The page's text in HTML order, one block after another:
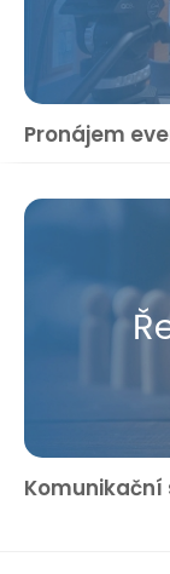
Pronájem
Komunikační